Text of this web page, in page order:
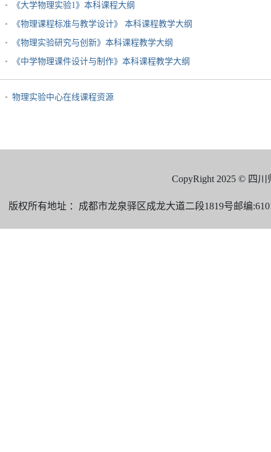
《大学物理实验1》本科课程大纲
《物理课程标准与教学设计》 本科课程教学大纲
《物理实验研究与创新》本科课程教学大纲
《中学物理课件设计与制作》本科课程教学大纲
物理实验中心在线课程资源
CopyRight 2025 ©
版权所有地址 ：成都市龙泉驿区成龙大道二段1819号邮编